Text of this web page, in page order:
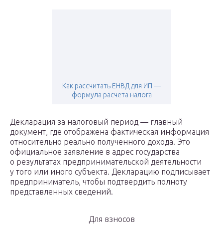
Как рассчитать ЕНВД для ИП —
формула расчета налога
Декларация за налоговый период — главный
документ, где отображена фактическая информация
относительно реально полученного дохода. Это
официальное заявление в адрес государства
о результатах предпринимательской деятельности
у того или иного субъекта. Декларацию подписывает
предприниматель, чтобы подтвердить полноту
представленных сведений.
Для взносов